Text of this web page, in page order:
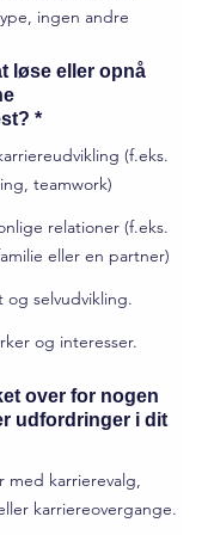
ingen andre
løse eller opnå
*
(f.eks.
teamwork)
relationer (f.eks.
eller en partner)
og selvudvikling.
og interesser.
over for nogen
udfordringer i dit
karrierevalg,
karriereovergange.